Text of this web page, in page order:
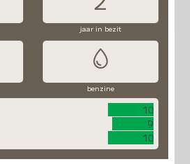
jaar in bezit
benzine
10
9
10